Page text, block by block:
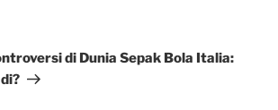
di Dunia Sepak Bola Italia: